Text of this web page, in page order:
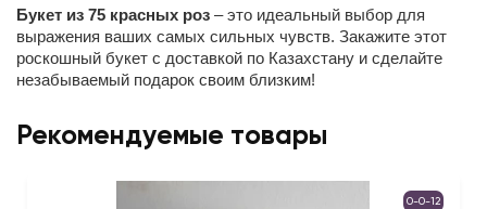
Букет из 75 красных роз – это идеальный выбор для
выражения ваших самых сильных чувств. Закажите этот
роскошный букет с доставкой по Казахстану и сделайте
незабываемый подарок своим близким!
Рекомендуемые товары
0-0-12